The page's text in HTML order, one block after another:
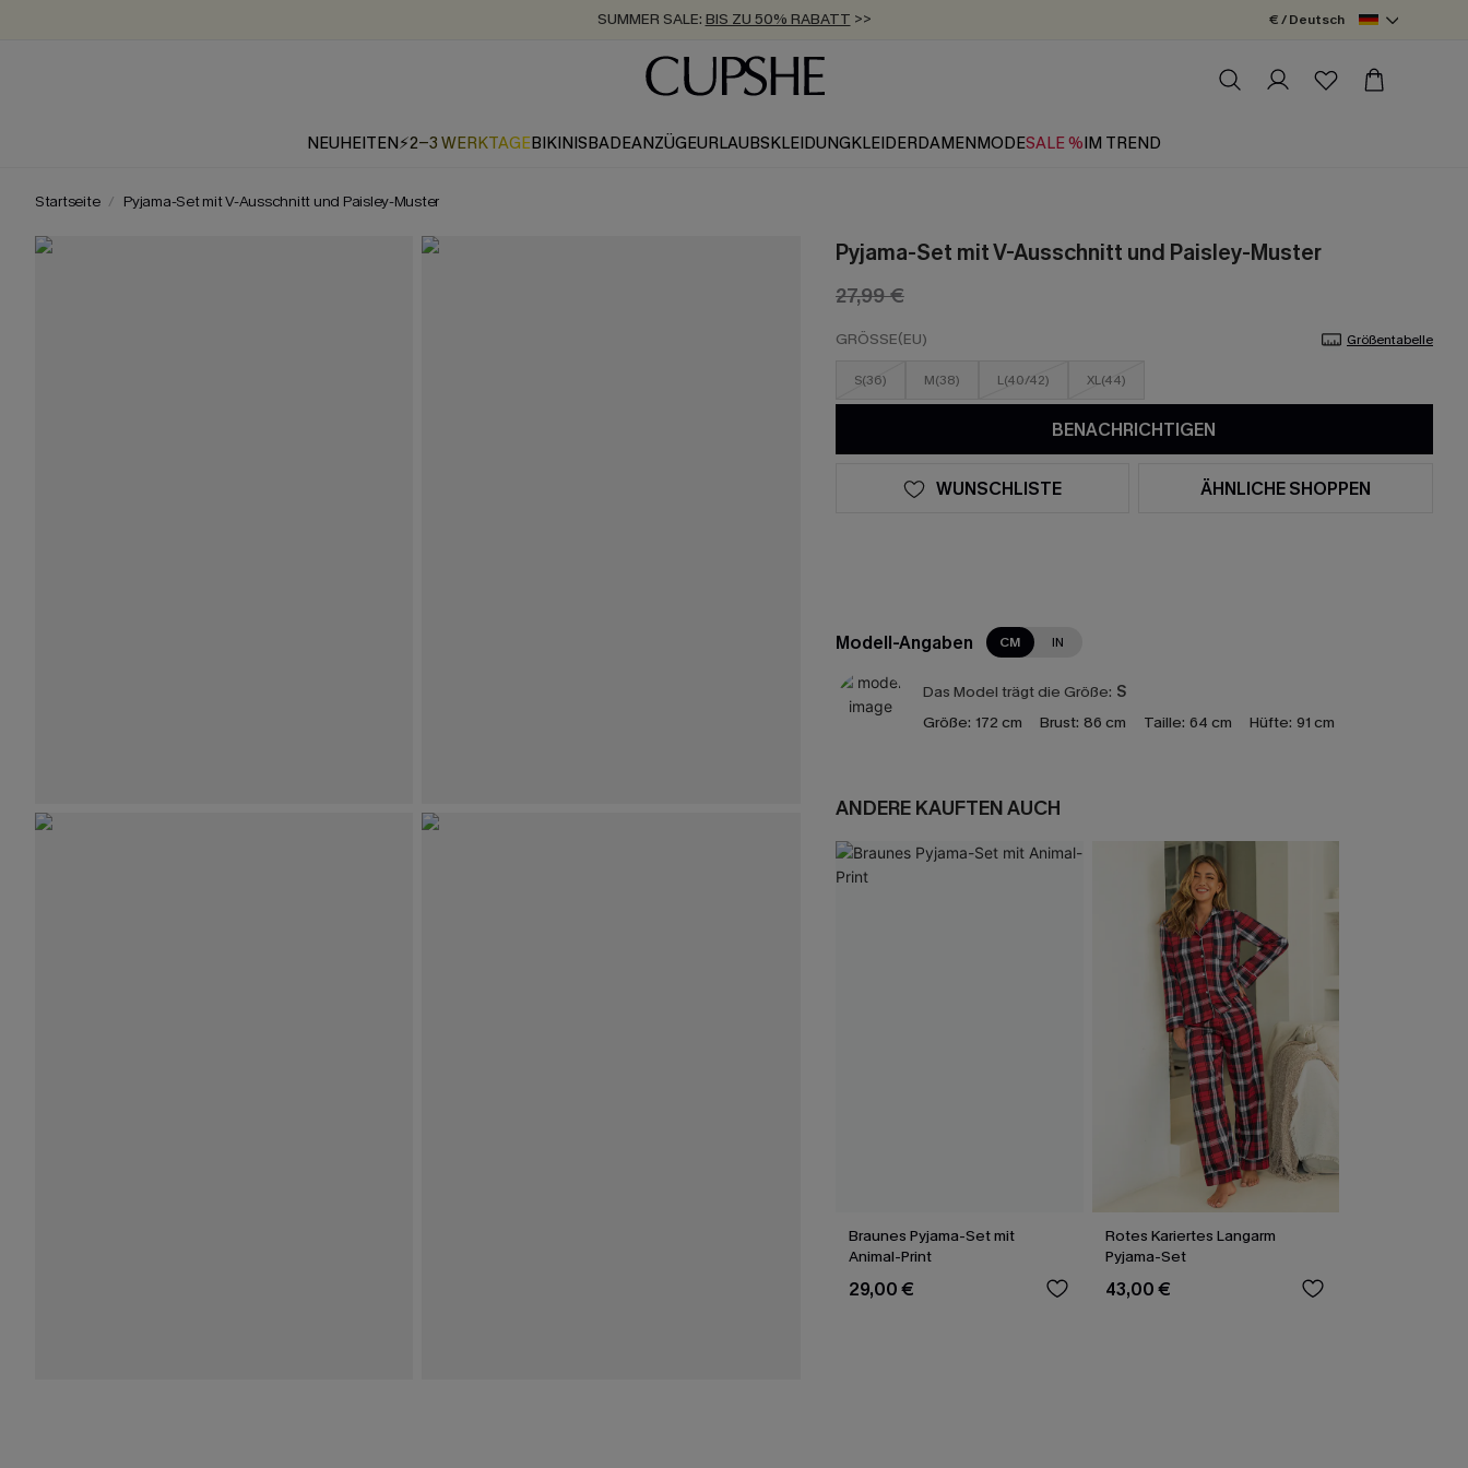
SUMMER SALE: BIS ZU 50% RABATT >>
ZUM NEWSLETTER:BIS ZU -20% EXTRA ERHALTEN
KOSTENLOSER VERSAND AB 89 €
€ / Deutsch
NEUHEITEN⚡2-3 WERKTAGEBIKINISBADEANZÜGEURLAUBSKLEIDUNGKLEIDERDAMENMODESALE %IM TREND
Startseite Pyjama-Set mit V-Ausschnitt und Paisley-Muster
Pyjama-Set mit V-Ausschnitt und Paisley-Muster
27,99 €
GRÖSSE(EU) Größentabelle
S(36) M(38) L(40/42) XL(44)
BENACHRICHTIGEN
WUNSCHLISTE ÄHNLICHE SHOPPEN
Modell-Angaben CM IN
Das Model trägt die Größe: S
Größe: 172 cm Brust: 86 cm Taille: 64 cm Hüfte: 91 cm
ANDERE KAUFTEN AUCH
Braunes Pyjama-Set mit
Animal-Print
29,00 €
Rotes Kariertes Langarm
Pyjama-Set
43,00 €